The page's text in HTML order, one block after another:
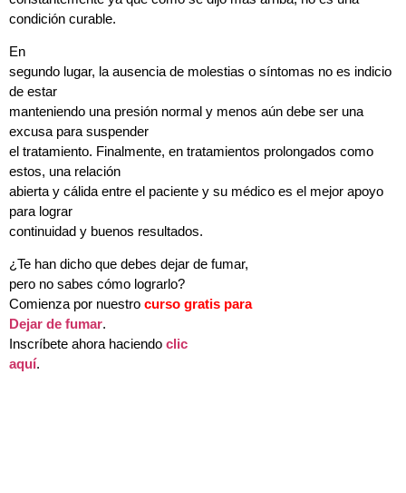
condición curable.
En
segundo lugar, la ausencia de molestias o síntomas no es indicio
de estar
manteniendo una presión normal y menos aún debe ser una
excusa para suspender
el tratamiento. Finalmente, en tratamientos prolongados como
estos, una relación
abierta y cálida entre el paciente y su médico es el mejor apoyo
para lograr
continuidad y buenos resultados.
¿Te han dicho que debes dejar de fumar,
pero no sabes cómo lograrlo?
Comienza por nuestro curso gratis para
Dejar de fumar.
Inscríbete ahora haciendo clic
aquí.